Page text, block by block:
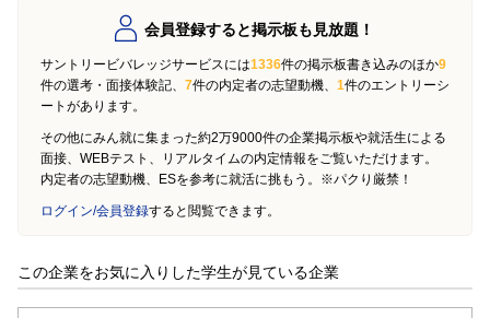
会員登録すると掲示板も見放題！
サントリービバレッジサービスには1336件の掲示板書き込みのほか9
件の選考・面接体験記、 7件の内定者の志望動機、 1件のエントリーシ
ートがあります。
その他にみん就に集まった約2万9000件の企業掲示板や就活生による
面接、WEBテスト、リアルタイムの内定情報をご覧いただけます。
内定者の志望動機、ESを参考に就活に挑もう。※パクり厳禁！
ログイン/会員登録すると閲覧できます。
この企業をお気に入りした学生が見ている企業